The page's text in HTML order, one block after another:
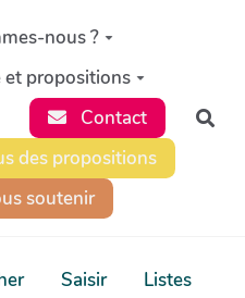
nous ?
et propositions
Contact
des propositions
soutenir
Saisir
Listes